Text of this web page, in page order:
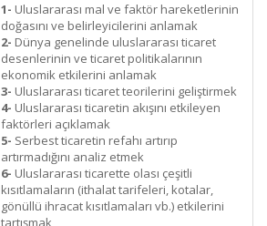
1- Uluslararası mal ve faktör hareketlerinin
doğasını ve belirleyicilerini anlamak
2- Dünya genelinde uluslararası ticaret
desenlerinin ve ticaret politikalarının
ekonomik etkilerini anlamak
3- Uluslararası ticaret teorilerini geliştirmek
4- Uluslararası ticaretin akışını etkileyen
faktörleri açıklamak
5- Serbest ticaretin refahı artırıp
artırmadığını analiz etmek
6- Uluslararası ticarette olası çeşitli
kısıtlamaların (ithalat tarifeleri, kotalar,
gönüllü ihracat kısıtlamaları vb.) etkilerini
tartışmak